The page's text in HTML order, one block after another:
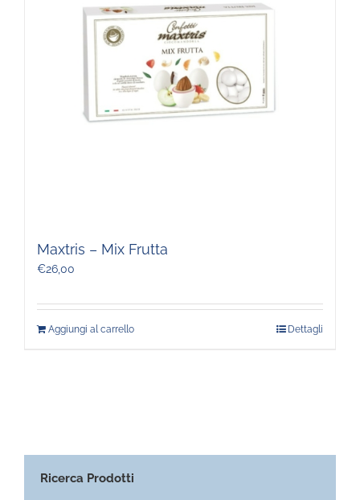
Maxtris – Mix Frutta
€26,00
Aggiungi al carrello Dettagli
Ricerca Prodotti